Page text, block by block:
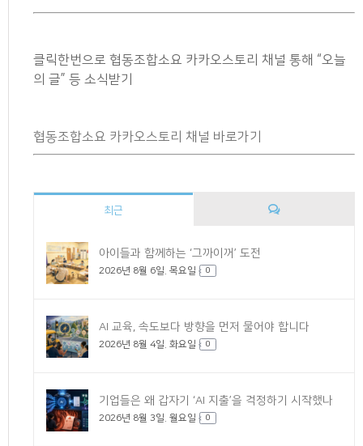
클릭한번으로 협동조합소요 카카오스토리 채널 통해 “오늘
의 글” 등 소식받기
협동조합소요 카카오스토리 채널 바로가기
최근
아이들과 함께하는 ‘그까이꺼’ 도전
2026년 8월 6일. 목요일 0
AI 교육, 속도보다 방향을 먼저 물어야 합니다
2026년 8월 4일. 화요일 0
기업들은 왜 갑자기 ‘AI 지출’을 걱정하기 시작했나
2026년 8월 3일. 월요일 0